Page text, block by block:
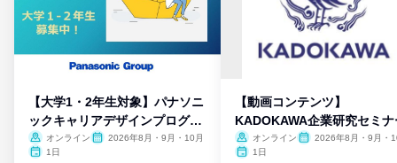
【大学1・2年生対象】パナソニ
ックキャリアデザインプログラ
ム
オンライン
2026年8月・9月・10月
1日
【動画コンテンツ】
KADOKAWA企業研究セミナ
オンライン
2026年8月・9月・
1日